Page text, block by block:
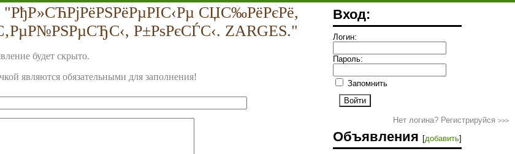
"РђР»СЋРјРёРЅРёРµРІС‹Рµ СЏС‰РёРєРё,
Р±РѕРєСЃС‹. ZARGES."
будет скрыто.
являются обязательными для заполнения!
Вход:
Логин:
Пароль:
Запомнить
Нет логина? Регистрируйся >>>
Объявления [добавить]